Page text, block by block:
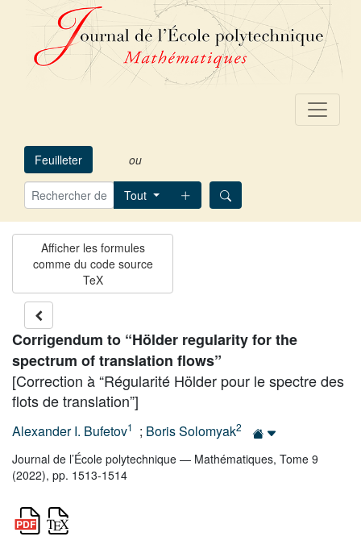
Feuilleter ou
Tout
Corrigendum to “Hölder regularity for the
spectrum of translation flows”
[Correction à “Régularité Hölder pour le spectre des
flots de translation”]
Alexander I. Bufetov1 ; Boris Solomyak2
Journal de l’École polytechnique — Mathématiques, Tome 9
(2022), pp. 1513-1514